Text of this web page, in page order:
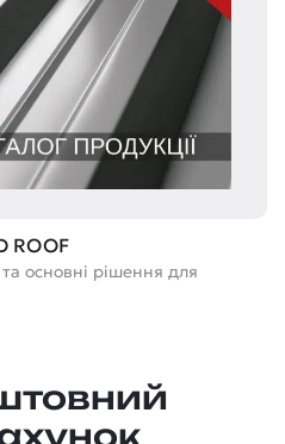
ROOF
основні рішення для